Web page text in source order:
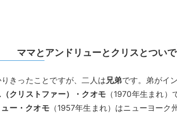
ママとアンドリューとクリスとつい
きったことですが、二人は 兄弟です。弟がイ
クリストファー）・クオモ （1970年生まれ
ー・クオモ（1957年生まれ）はニューヨーク